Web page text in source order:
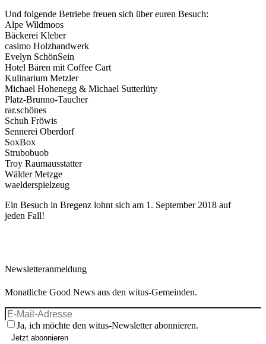
Und folgende Betriebe freuen sich über euren Besuch:
Alpe Wildmoos
Bäckerei Kleber
casimo Holzhandwerk
Evelyn SchönSein
Hotel Bären mit Coffee Cart
Kulinarium Metzler
Michael Hohenegg & Michael Sutterlüty
Platz-Brunno-Taucher
rar.schönes
Schuh Fröwis
Sennerei Oberdorf
SoxBox
Strubobuob
Troy Raumausstatter
Wälder Metzge
waelderspielzeug
Ein Besuch in Bregenz lohnt sich am 1. September 2018 auf
jeden Fall!
Newsletteranmeldung
Monatliche Good News aus den witus-Gemeinden.
Ja, ich möchte den witus-Newsletter abonnieren.
Jetzt abonnieren